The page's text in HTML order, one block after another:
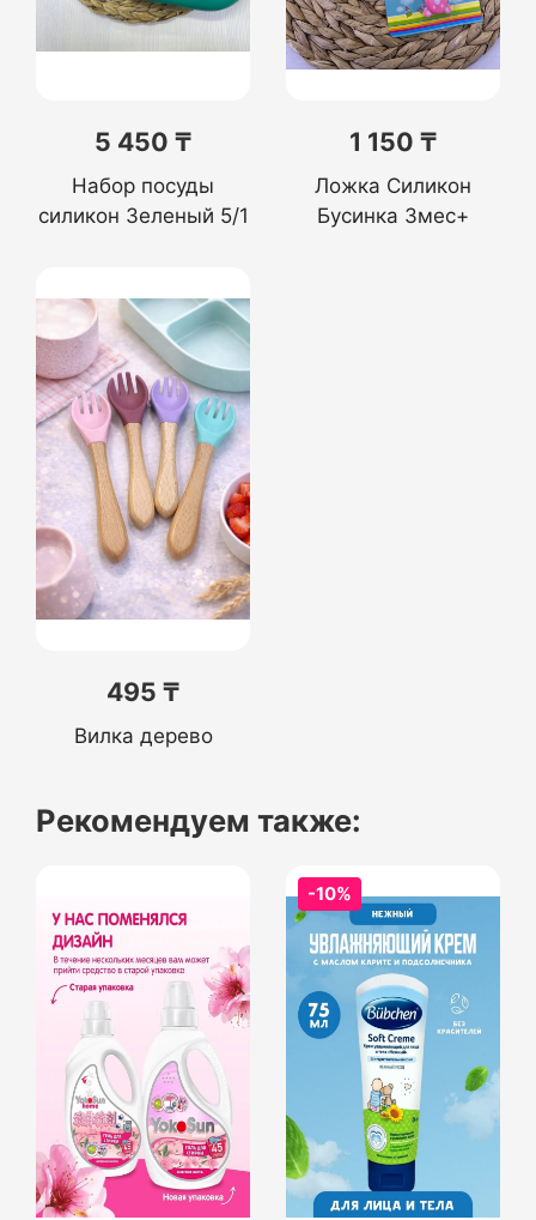
5 450 ₸
Набор посуды
силикон Зеленый 5/1
1 150 ₸
Ложка Силикон
Бусинка 3мес+
495 ₸
Вилка дерево
Рекомендуем также:
-10%